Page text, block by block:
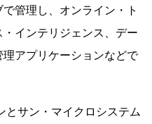
管理し、オンライン・ト
インテリジェンス、デー
アプリケーションなどで
サン・マイクロシステム